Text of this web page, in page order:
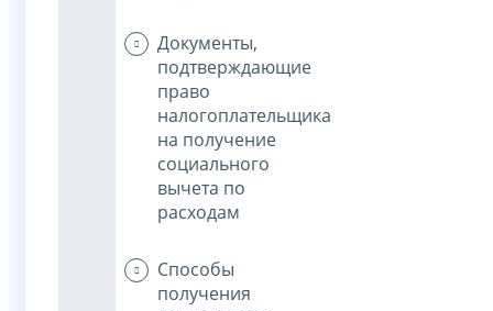
Документы,
подтверждающие
право
налогоплательщика
на получение
социального
вычета по
расходам
Способы
получения